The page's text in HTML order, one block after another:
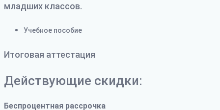
младших классов.
Учебное пособие
Итоговая аттестация
Действующие скидки:
Беспроцентная рассрочка